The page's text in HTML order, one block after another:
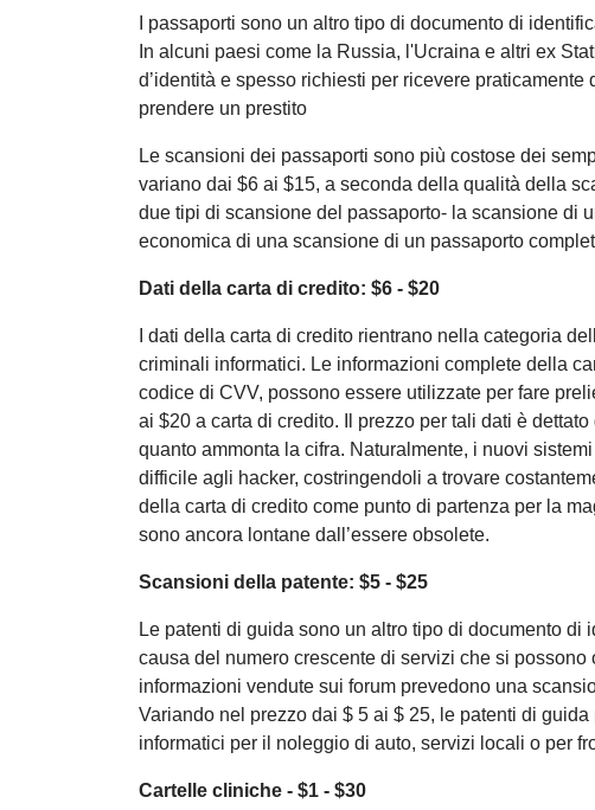
I passaporti sono un altro tipo di documento di
In alcuni paesi come la Russia, l'Ucraina e altri ex
d’identità e spesso richiesti per ricevere
prendere un prestito
Le scansioni dei passaporti sono più costose dei
variano dai $6 ai $15, a seconda della qualità della
due tipi di scansione del passaporto- la scansione di
economica di una scansione di un passaporto
Dati della carta di credito: $6 - $20
I dati della carta di credito rientrano nella categoria
criminali informatici. Le informazioni complete della
codice di CVV, possono essere utilizzate per fare
ai $20 a carta di credito. Il prezzo per tali dati è
quanto ammonta la cifra. Naturalmente, i nuovi
difficile agli hacker, costringendoli a trovare
della carta di credito come punto di partenza per la
sono ancora lontane dall’essere obsolete.
Scansioni della patente: $5 - $25
Le patenti di guida sono un altro tipo di documento
causa del numero crescente di servizi che si
informazioni vendute sui forum prevedono una
Variando nel prezzo dai $ 5 ai $ 25, le patenti di
informatici per il noleggio di auto, servizi locali o per
Cartelle cliniche - $1 - $30